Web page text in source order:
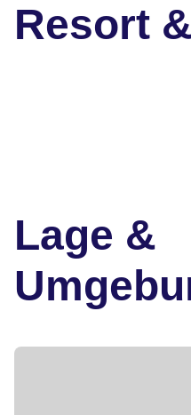
Resort
Lage &